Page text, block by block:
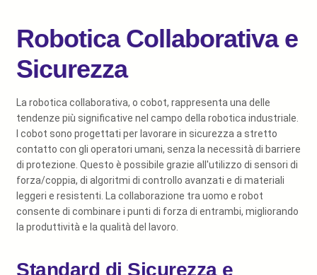
Robotica Collaborativa e
Sicurezza
La robotica collaborativa, o cobot, rappresenta una delle
tendenze più significative nel campo della robotica industriale.
I cobot sono progettati per lavorare in sicurezza a stretto
contatto con gli operatori umani, senza la necessità di barriere
di protezione. Questo è possibile grazie all'utilizzo di sensori di
forza/coppia, di algoritmi di controllo avanzati e di materiali
leggeri e resistenti. La collaborazione tra uomo e robot
consente di combinare i punti di forza di entrambi, migliorando
la produttività e la qualità del lavoro.
Standard di Sicurezza e